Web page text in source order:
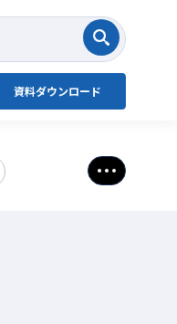
検索する
資料ダウンロード
さらに表